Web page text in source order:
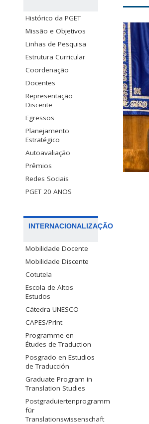
Histórico da PGET
Missão e Objetivos
Linhas de Pesquisa
Estrutura Curricular
Coordenação
Docentes
Representação
Discente
Egressos
Planejamento
Estratégico
Autoavaliação
Prêmios
Redes Sociais
PGET 20 ANOS
INTERNACIONALIZAÇÃO
Mobilidade Docente
Mobilidade Discente
Cotutela
Escola de Altos
Estudos
Cátedra UNESCO
CAPES/PrInt
Programme en
Études de Traduction
Posgrado en Estudios
de Traducción
Graduate Program in
Translation Studies
Postgraduiertenprogramm
für
Translationswissenschaft